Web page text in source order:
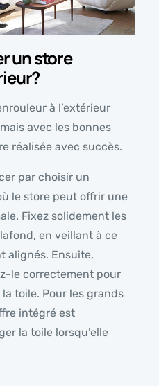
un store
à l’extérieur
avec les bonnes
réalisée avec succès.
par choisir un
le store peut offrir une
Fixez solidement les
en veillant à ce
alignés. Ensuite,
le correctement pour
toile. Pour les grands
intégré est
la toile lorsqu’elle